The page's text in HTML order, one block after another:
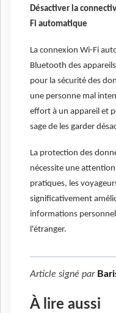
Désactiver la
Fi automatique
La connexion Wi-Fi
Bluetooth des
pour la sécurité des
une personne mal
effort à un appareil et
sage de les garder
La protection des
nécessite une
pratiques, les
significativement
informations
l'étranger.
Article signé par
À lire aussi